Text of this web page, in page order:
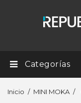
Categorías
Inicio MINI MOKA